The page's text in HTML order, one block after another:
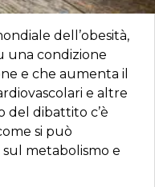
dell’obesità,
una condizione
e che aumenta il
e altre
del dibattito c’è
si può
metabolismo e